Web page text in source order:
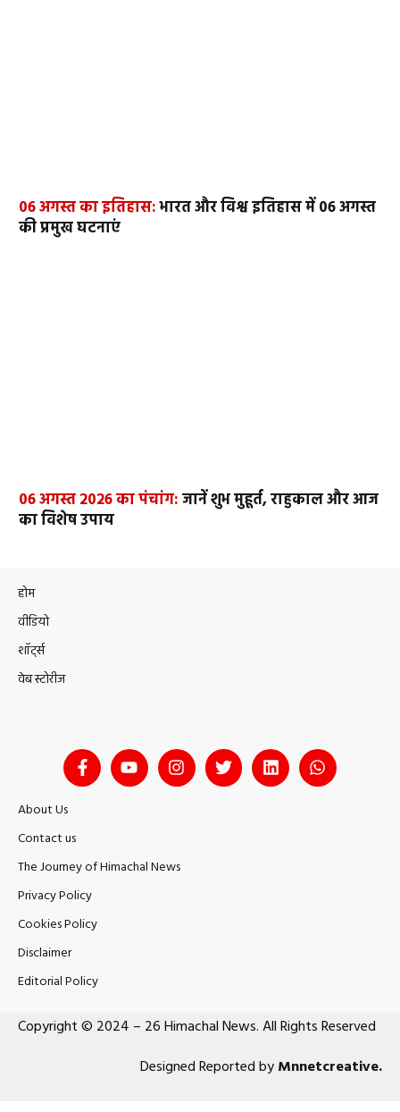
06 अगस्त का इतिहास:भारत और विश्व इतिहास में 06 अगस्त
की प्रमुख घटनाएं
06 अगस्त 2026 का पंचांग:जानें शुभ मुहूर्त, राहुकाल और आज
का विशेष उपाय
होम
वीडियो
शॉर्ट्स
वेब स्टोरीज
About Us
Contact us
The Journey of Himachal News
Privacy Policy
Cookies Policy
Disclaimer
Editorial Policy
Copyright © 2024 – 26 Himachal News. All Rights Reserved
Designed Reported byMnnetcreative.